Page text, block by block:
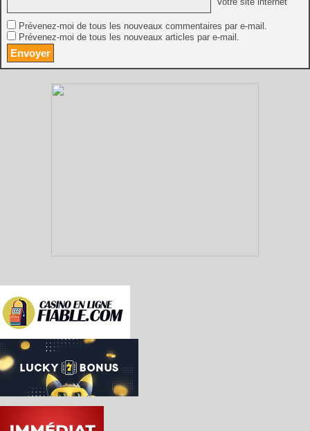
Prévenez-moi de tous les nouveaux commentaires par e-mail.
Prévenez-moi de tous les nouveaux articles par e-mail.